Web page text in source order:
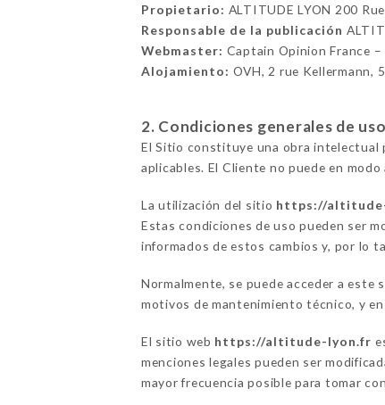
Propietario: ALTITUDE LYON 200
Responsable de la publicación
Webmaster: Captain Opinion France
Alojamiento: OVH, 2 rue Kellermann,
2. Condiciones generales de
El Sitio constituye una obra intelectual
aplicables. El Cliente no puede en
La utilización del sitio https://
Estas condiciones de uso pueden ser
informados de estos cambios y, por lo
Normalmente, se puede acceder a
motivos de mantenimiento técnico, y
El sitio web https://altitude-lyon.fr
menciones legales pueden ser
mayor frecuencia posible para tomar